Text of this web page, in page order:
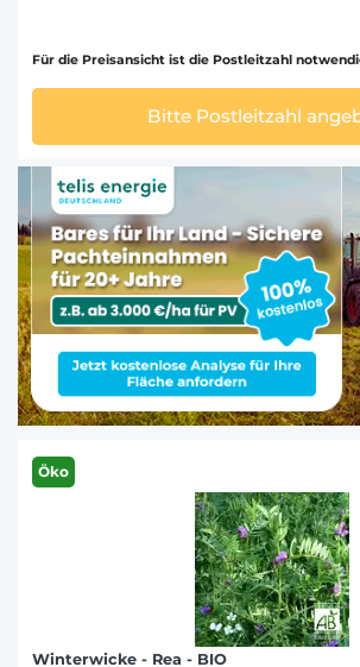
Für die Preisansicht ist die Postleitzahl
Bitte Postleitzahl
Öko
Winterwicke - Rea - BIO